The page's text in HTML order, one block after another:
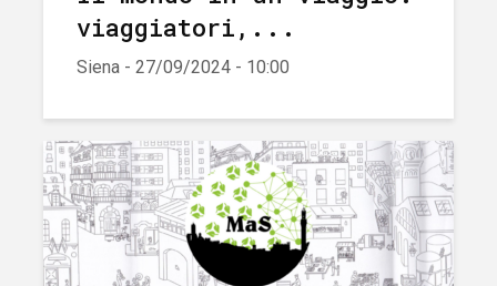
viaggiatori,...
Siena - 27/09/2024 - 10:00